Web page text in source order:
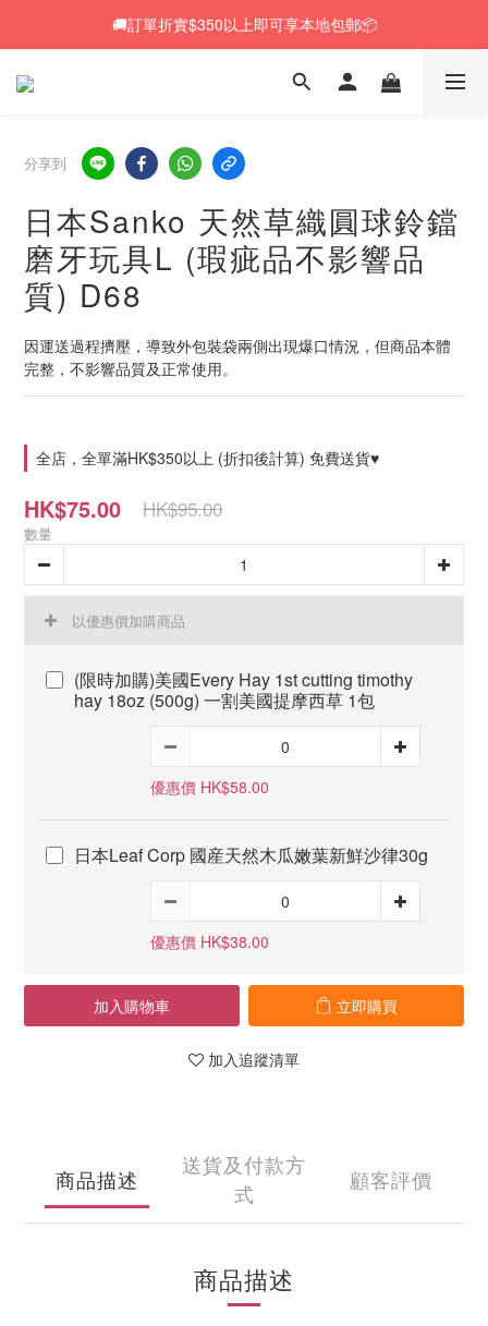
🚚訂單折實$350以上即可享本地包郵📦
🚚訂單折實$350以上即可享本地包郵📦
🆕 Rabbit RuRu 新貨到港！人氣黑麥草系列同步補貨🌿
🚚訂單折實$350以上即可享本地包郵📦
分享到
日本Sanko 天然草織圓球鈴鐺
磨牙玩具L (瑕疵品不影響品
質) D68
因運送過程擠壓，導致外包裝袋兩側出現爆口情況，但商品本體
完整，不影響品質及正常使用。
全店，全單滿HK$350以上 (折扣後計算) 免費送貨♥
HK$75.00 HK$95.00
數量
以優惠價加購商品
(限時加購)美國Every Hay 1st cutting timothy
hay 18oz (500g) 一割美國提摩西草 1包
優惠價 HK$58.00
日本Leaf Corp 國産天然木瓜嫩葉新鮮沙律30g
優惠價 HK$38.00
加入購物車 立即購買
加入追蹤清單
商品描述
送貨及付款方
式
顧客評價
商品描述